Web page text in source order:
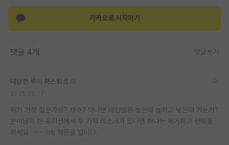
특수/전문대학원 게시판
반도체/AI 게시판
장학금/장학생 게시판
커리어
유학교육
카카오로 시작하기
댓글 4개 댓글쓰기
대담한 루이 파스퇴르
뭐가 가장 싫은가요? 재수? 아니면 네임벨류 높은데 놓치고 낮은데 가는거?
쓴이님의 현 포지션에서 두 가지 리스크가 있다면 하나는 제거하고 선택을
하세요. ㅇㅡㅇb 행운을 빕니다.